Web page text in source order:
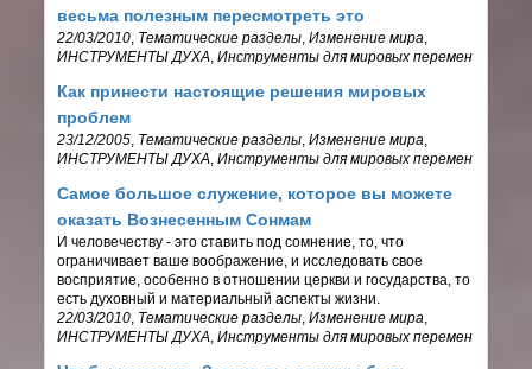
весьма полезным пересмотреть это
22/03/2010 Тематические разделы ,Изменение мира
ИНСТРУМЕНТЫ ДУХА ,Инструменты для мировых перемен
Как принести настоящие решения мировых
проблем
23/12/2005 Тематические разделы ,Изменение мира
ИНСТРУМЕНТЫ ДУХА ,Инструменты для мировых перемен
Самое большое служение, которое вы можете
оказать Вознесенным Сонмам
И человечеству - это ставить под сомнение, то, что
ограничивает ваше воображение, и исследовать свое
восприятие, особенно в отношении церкви и государства, то
есть духовный и материальный аспекты жизни.
22/03/2010 Тематические разделы ,Изменение мира
ИНСТРУМЕНТЫ ДУХА ,Инструменты для мировых перемен